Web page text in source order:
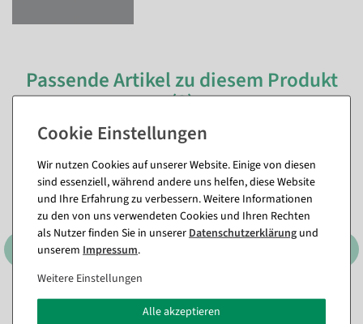
Passende Artikel zu diesem Produkt
(8)
3er Set Dekoringe, schwarz Schneerolle 35 m schwer
entflammbar, B1
Wir nutzen Cookies auf unserer Website. Einige von diesen
sind essenziell, während andere uns helfen, diese Website
und Ihre Erfahrung zu verbessern. Weitere Informationen
zu den von uns verwendeten Cookies und Ihren Rechten
als Nutzer finden Sie in unsererDaten­schutz­erklärung und
unserem Impressum.
Weitere Einstellungen
Alle akzeptieren